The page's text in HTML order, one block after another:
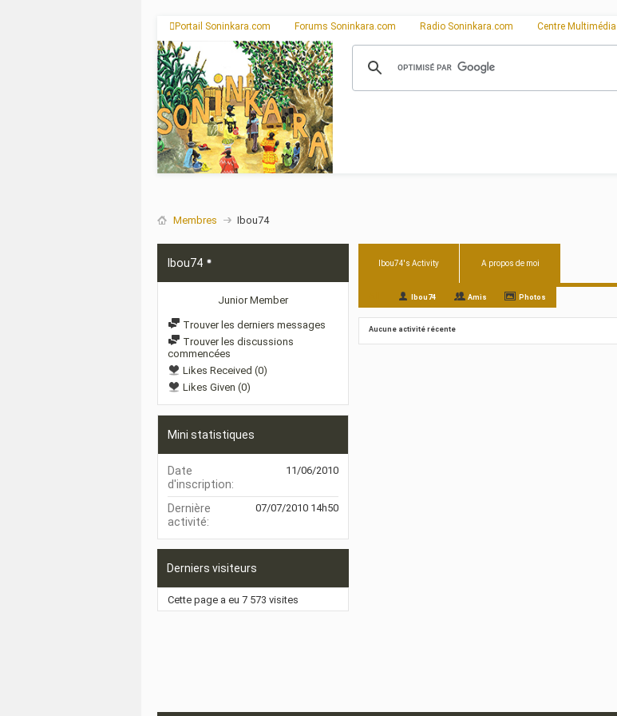
Portail Soninkara.com Forums Soninkara.com Radio Soninkara.com Centre Multimédia
Membres Ibou74
Ibou74
Junior Member
Trouver les derniers messages
Trouver les discussions
commencées
Likes Received (0)
Likes Given (0)
Mini statistiques
Date
d'inscription
11/06/2010
Dernière
activité
07/07/2010 14h50
Derniers visiteurs
Cette page a eu 7 573 visites
Ibou74's Activity A propos de moi
Ibou74 Amis Photos
Aucune activité récente